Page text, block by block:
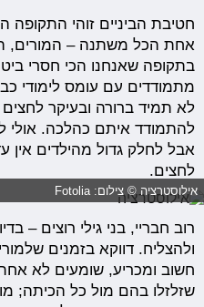
חטיבת הביניים זוהי
אחת הכל משתנה – המורים,
בתקופה שאנחנו הכי חסרי
מתמודדים עם עומס לימודי
לא תמיד ברורה ובעיקר
להתמודד איתם כהלכה. אולי
אבל לחלק גדול מהילדים אין
לחצים.
אילוסטרציה © צילום: Fotolia
רוב חבריי, בני גילי רוצים –
ולהצליח. דווקא בזמנים
חשוב ומכריע, שומעים לא
שזלזלו בהם מול כל הכיתה;